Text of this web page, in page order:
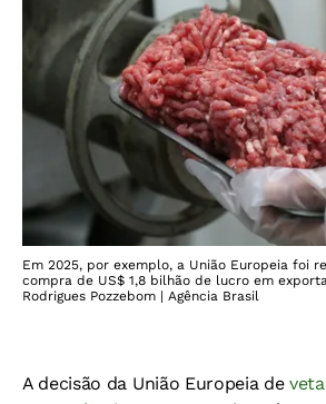
Em 2025, por exemplo, a União Europeia foi
compra de US$ 1,8 bilhão de lucro em
Rodrigues Pozzebom | Agência Brasil
A decisão da União Europeia de